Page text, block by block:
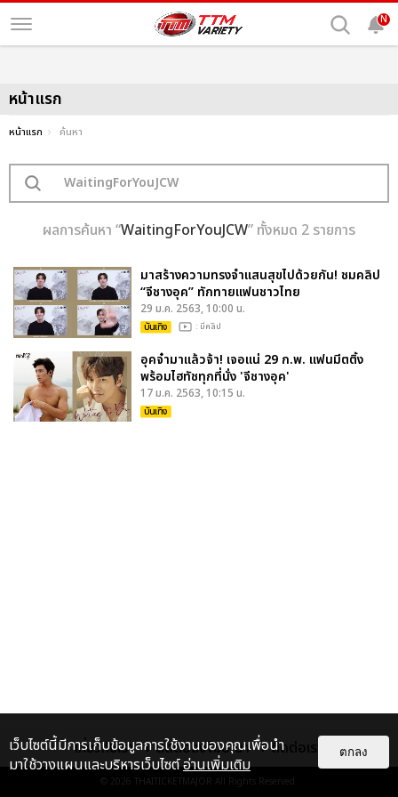
N
หน้าแรก
หน้าแรก ค้นหา
ผลการค้นหา “WaitingForYouJCW” ทั้งหมด 2 รายการ
มาสร้างความทรงจำแสนสุขไปด้วยกัน! ชมคลิป
“จีชางอุค” ทักทายแฟนชาวไทย
29 ม.ค. 2563, 10:00 น.
บันเทิง : มีคลิป
อุคจ๋ามาแล้วจ้า! เจอแน่ 29 ก.พ. แฟนมีตติ้ง
พร้อมไฮทัชทุกที่นั่ง 'จีชางอุค'
17 ม.ค. 2563, 10:15 น.
บันเทิง
เกี่ยวกับเรา ติดต่อลงโฆษณา ติดต่อเรา
© 2026 THAITICKETMAJOR All Rights Reserved.
เว็บไซต์นี้มีการเก็บข้อมูลการใช้งานของคุณเพื่อนำ
มาใช้วางแผนและบริหารเว็บไซต์อ่านเพิ่มเติม
ตกลง